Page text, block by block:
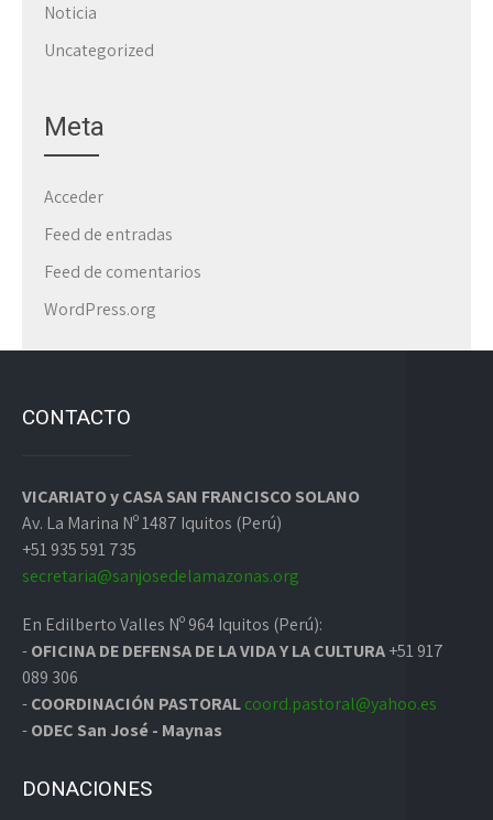
Noticia
Uncategorized
Meta
Acceder
Feed de entradas
Feed de comentarios
WordPress.org
CONTACTO
VICARIATO y CASA SAN FRANCISCO SOLANO
Av. La Marina Nº 1487 Iquitos (Perú)
+51 935 591 735
secretaria@sanjosedelamazonas.org
En Edilberto Valles Nº 964 Iquitos (Perú):
-OFICINA DE DEFENSA DE LA VIDA Y LA CULTURA+51 917
089 306
-COORDINACIÓN PASTORALcoord.pastoral@yahoo.es
-ODEC San José - Maynas
DONACIONES